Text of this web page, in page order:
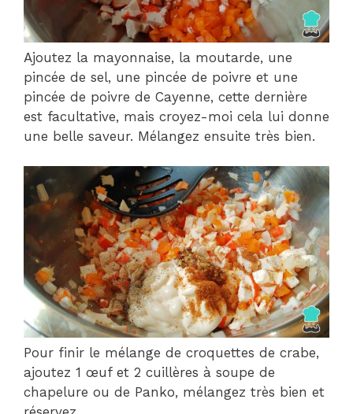
Ajoutez la mayonnaise, la moutarde, une
pincée de sel, une pincée de poivre et une
pincée de poivre de Cayenne, cette dernière
est facultative, mais croyez-moi cela lui donne
une belle saveur. Mélangez ensuite très bien.
Pour finir le mélange de croquettes de crabe,
ajoutez 1 œuf et 2 cuillères à soupe de
chapelure ou de Panko, mélangez très bien et